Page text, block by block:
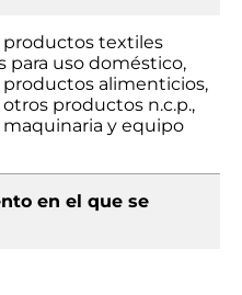
productos textiles
para uso doméstico,
alimenticios,
productos n.c.p.,
y equipo
en el que se